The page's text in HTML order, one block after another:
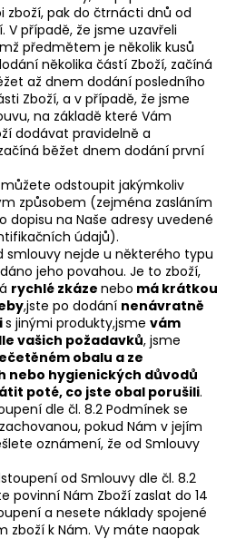
zboží, pak do čtrnácti dnů od
V případě, že jsme uzavřeli
předmětem je několik kusů
několika částí Zboží, začíná
až dnem dodání posledního
Zboží, a v případě, že jsme
na základě které Vám
dodávat pravidelně a
běžet dnem dodání první
odstoupit jakýmkoliv
způsobem (zejména zasláním
dopisu na Naše adresy uvedené
údajů).
smlouvy nejde u některého typu
jeho povahou. Je to zboží,
rychlé zkáze nebo má krátkou
,jste po dodání nenávratně
s jinými produkty,jsme vám
vašich požadavků, jsme
obalu a ze
nebo hygienických důvodů
poté, co jste obal porušili.
dle čl. 8.2 Podmínek se
pokud Nám v jejím
oznámení, že od Smlouvy
od Smlouvy dle čl. 8.2
povinní Nám Zboží zaslat do 14
a nesete náklady spojené
zboží k Nám. Vy máte naopak